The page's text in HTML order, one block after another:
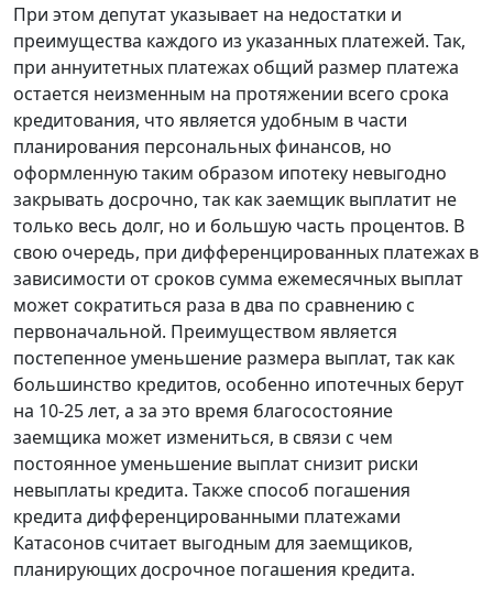
При этом депутат указывает на недостатки и
преимущества каждого из указанных платежей. Так,
при аннуитетных платежах общий размер платежа
остается неизменным на протяжении всего срока
кредитования, что является удобным в части
планирования персональных финансов, но
оформленную таким образом ипотеку невыгодно
закрывать досрочно, так как заемщик выплатит не
только весь долг, но и большую часть процентов. В
свою очередь, при дифференцированных платежах в
зависимости от сроков сумма ежемесячных выплат
может сократиться раза в два по сравнению с
первоначальной. Преимуществом является
постепенное уменьшение размера выплат, так как
большинство кредитов, особенно ипотечных берут
на 10-25 лет, а за это время благосостояние
заемщика может измениться, в связи с чем
постоянное уменьшение выплат снизит риски
невыплаты кредита. Также способ погашения
кредита дифференцированными платежами
Катасонов считает выгодным для заемщиков,
планирующих досрочное погашения кредита.